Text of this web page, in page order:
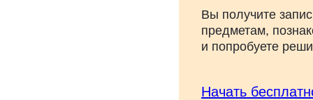
Вы получите
предметам,
и попробуете
Начать